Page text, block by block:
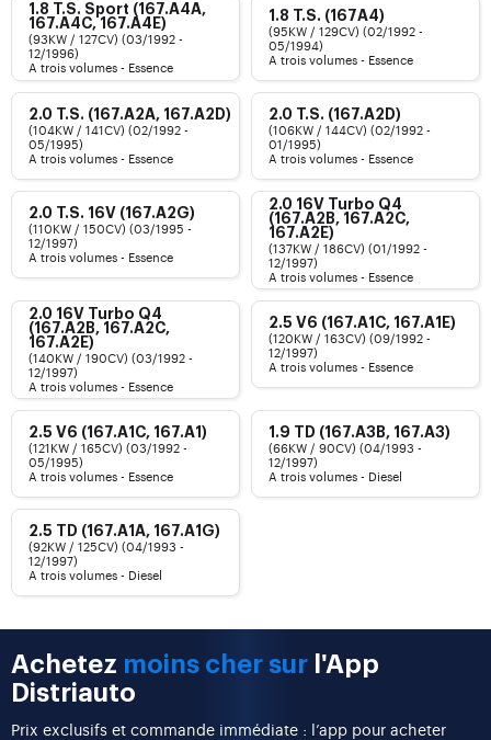
1.8 T.S. Sport (167.A4A,
167.A4C, 167.A4E)
(93KW / 127CV) (03/1992 -
12/1996)
A trois volumes - Essence
1.8 T.S. (167A4)
(95KW / 129CV) (02/1992 -
05/1994)
A trois volumes - Essence
2.0 T.S. (167.A2A, 167.A2D)
(104KW / 141CV) (02/1992 -
05/1995)
A trois volumes - Essence
2.0 T.S. (167.A2D)
(106KW / 144CV) (02/1992 -
01/1995)
A trois volumes - Essence
2.0 T.S. 16V (167.A2G)
(110KW / 150CV) (03/1995 -
12/1997)
A trois volumes - Essence
2.0 16V Turbo Q4
(167.A2B, 167.A2C,
167.A2E)
(137KW / 186CV) (01/1992 -
12/1997)
A trois volumes - Essence
2.0 16V Turbo Q4
(167.A2B, 167.A2C,
167.A2E)
(140KW / 190CV) (03/1992 -
12/1997)
A trois volumes - Essence
2.5 V6 (167.A1C, 167.A1E)
(120KW / 163CV) (09/1992 -
12/1997)
A trois volumes - Essence
2.5 V6 (167.A1C, 167.A1)
(121KW / 165CV) (03/1992 -
05/1995)
A trois volumes - Essence
1.9 TD (167.A3B, 167.A3)
(66KW / 90CV) (04/1993 -
12/1997)
A trois volumes - Diesel
2.5 TD (167.A1A, 167.A1G)
(92KW / 125CV) (04/1993 -
12/1997)
A trois volumes - Diesel
Achetez moins cher sur l'App
Distriauto
Prix exclusifs et commande immédiate : l’app pour acheter